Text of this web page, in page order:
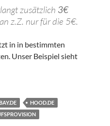
zusätzlich 3€
z.Z. nur für die 5€.
in in bestimmten
Unser Beispiel sieht
auf Versandkosten aus >:-(
HOOD.DE